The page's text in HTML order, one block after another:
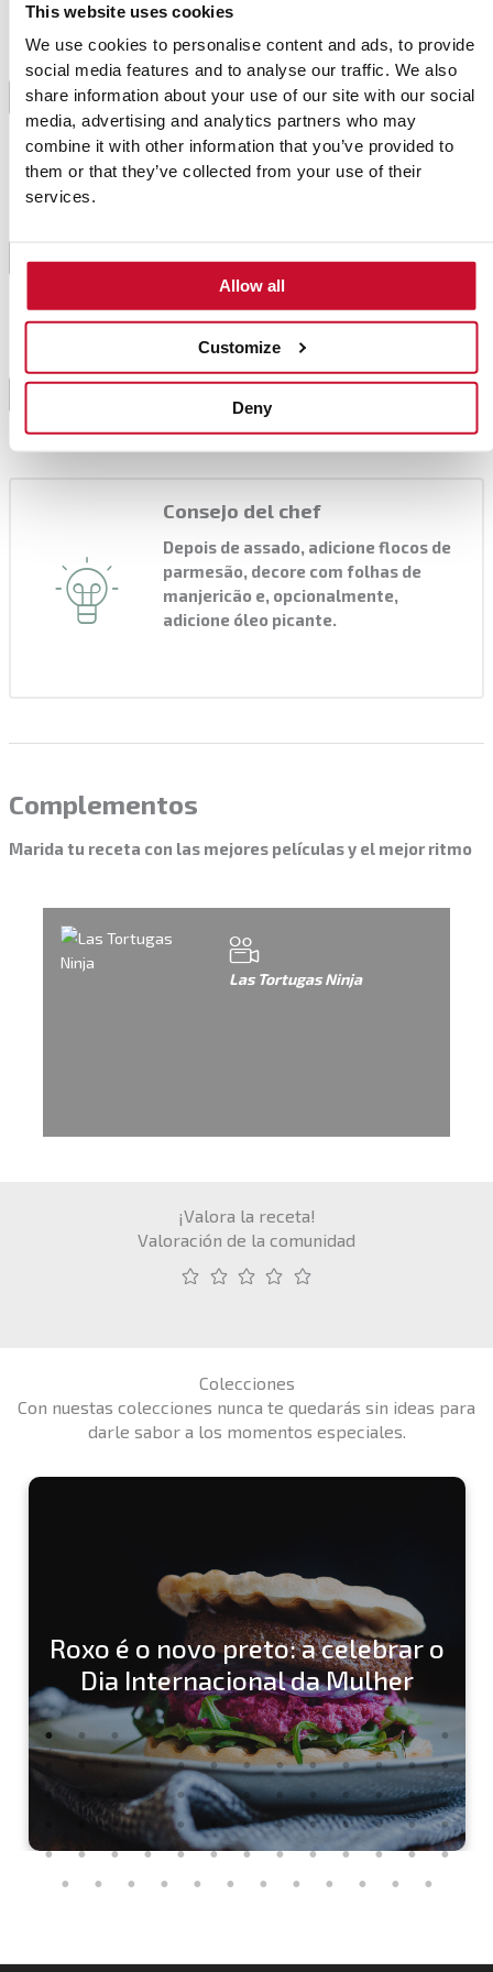
This website uses cookies
We use cookies to personalise content and ads, to provide
social media features and to analyse our traffic. We also
share information about your use of our site with our social
media, advertising and analytics partners who may
combine it with other information that you’ve provided to
them or that they’ve collected from your use of their
services.
Allow all
Customize
Deny
2
Deixe a massa descansar tapada durante 10 minutos
e após esse tempo termine de amassar sobre a
mesa polvilhada com farinha até ficar homogénea.
Guarde num recipiente hermético e fermente no
frigorífico durante 24 ou 48 horas.
3
Para a pizza: estique a massa e forme a pizza sobre
pressionando com os dedos deixando a espessura
desejada. Espalhe o tomate, coloque a mozarela
picada e o salame picante por cima.
Leve ao forno com forno e pedra previamente pré-
Consejo del chef
Depois de assado, adicione flocos de
parmesão, decore com folhas de
manjericão e, opcionalmente,
adicione óleo picante.
Complementos
Marida tu receta con las mejores películas y el mejor ritmo
Las Tortugas Ninja
¡Valora la receta!
Valoración de la comunidad
Colecciones
Con nuestas colecciones nunca te quedarás sin ideas para
darle sabor a los momentos especiales.
Roxo é o novo preto: a celebrar o
Dia Internacional da Mulher